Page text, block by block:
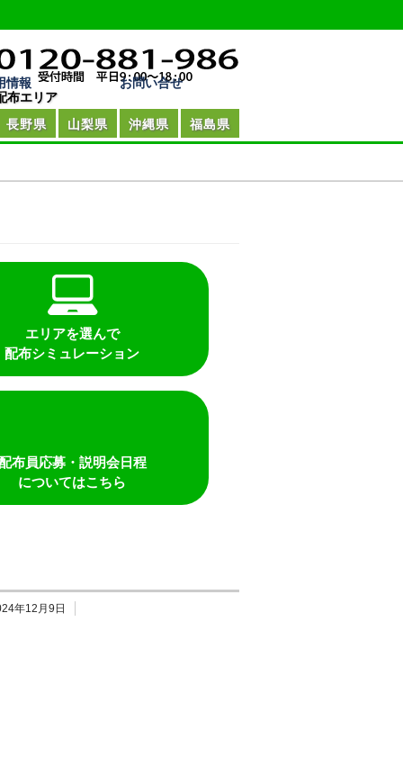
布エリア
長野県
山梨県 沖縄県 福島県
情報 お問い合せ
エリアを選んで
配布シミュレーション
布員応募・説明会日程
についてはこちら
年12月9日